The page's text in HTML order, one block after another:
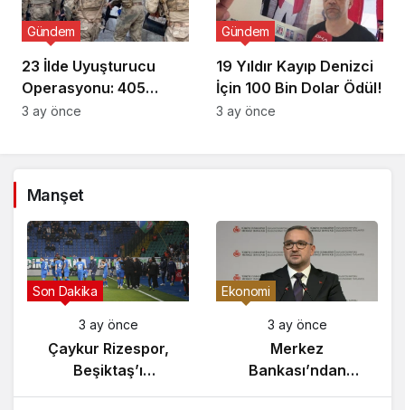
23 İlde Uyuşturucu
Operasyonu: 405
Gözaltı!
Gündem
3 ay önce
19 Yıldır Kayıp Denizci
İçin 100 Bin Dolar Ödül!
Gündem
3 ay önce
Manşet
Gündem
3 ay önce
Yunanistan’da
Zeybek Tartışması
Alevlendi!
Son Dakika
3 ay önce
Çaykur Rizespor,
Beşiktaş’ı
Ağırlıyor!